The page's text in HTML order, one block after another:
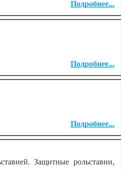
Подробнее...
Подробнее...
Подробнее...
Защитные рольставни,